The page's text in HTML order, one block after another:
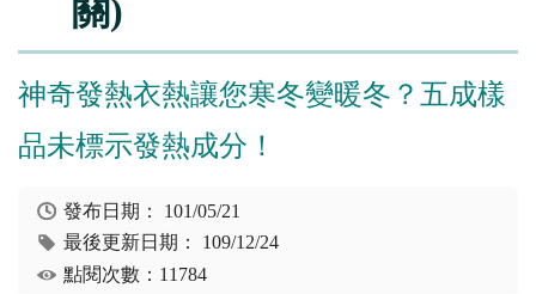
關)
神奇發熱衣熱讓您寒冬變暖冬？五成樣
品未標示發熱成分！
發布日期： 101/05/21
最後更新日期： 109/12/24
點閱次數：11784